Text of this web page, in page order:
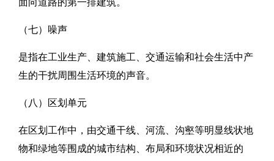
面向道路的第一排建筑。
（七）噪声
是指在工业生产、建筑施工、交通运输和社会生活中产
生的干扰周围生活环境的声音。
（八）区划单元
在区划工作中，由交通干线、河流、沟壑等明显线状地
物和绿地等围成的城市结构、布局和环境状况相近的